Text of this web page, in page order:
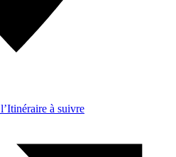
à suivre